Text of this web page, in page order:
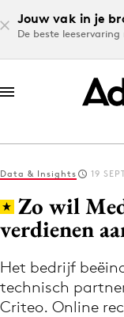
Jouw vak in je
De beste
Log in
Volg het
Data & Insights 19
Zo wil
verdienen
Het bedrijf
technisch
Criteo. Online